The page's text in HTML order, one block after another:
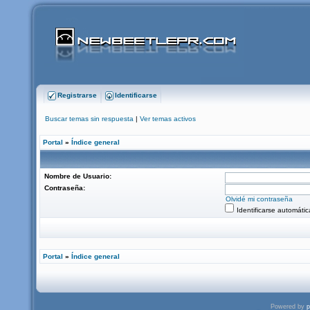
Registrarse Identificarse
Buscar temas sin respuesta | Ver temas activos
Portal » Índice general
Nombre de Usuario:
Contraseña:
Olvidé mi contraseña
Identificarse
Portal » Índice general
Powered by